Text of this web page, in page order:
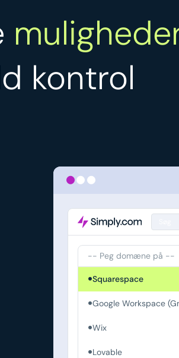
kontrol
-- Peg domæne på --
Squarespace
Google Workspace
Wix
Lovable